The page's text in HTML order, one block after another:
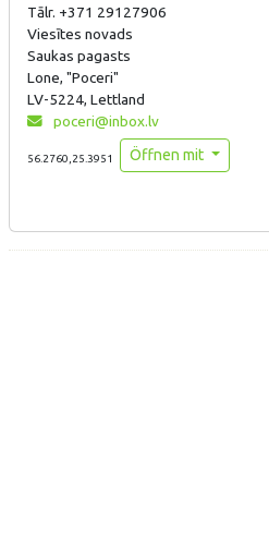
Tālr. +371 29127906
Viesītes novads
Saukas pagasts
Lone, "Poceri"
LV-5224, Lettland
poceri@inbox.lv
56.2760,25.3951 Öffnen mit